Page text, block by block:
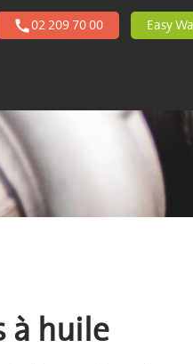
call02 209 70 00 Easy
à huile